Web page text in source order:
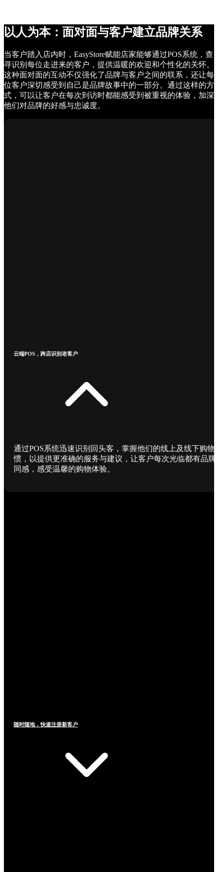
以人为本：面对面与客户建立品牌关系
当客户踏入店内时，EasyStore赋能店家能够通过POS系统，查
寻识别每位走进来的客户，提供温暖的欢迎和个性化的关怀。
这种面对面的互动不仅强化了品牌与客户之间的联系，还让每
位客户深切感受到自己是品牌故事中的一部分。通过这样的方
式，可以让客户在每次到访时都能感受到被重视的体验，加深
他们对品牌的好感与忠诚度。
云端POS，跨店识别老客户
通过POS系统迅速识别回头客，掌握他们的线上及线下购物
惯，以提供更准确的服务与建议，让客户每次光临都有品牌
同感，感受温馨的购物体验。
随时随地，快速注册新客户